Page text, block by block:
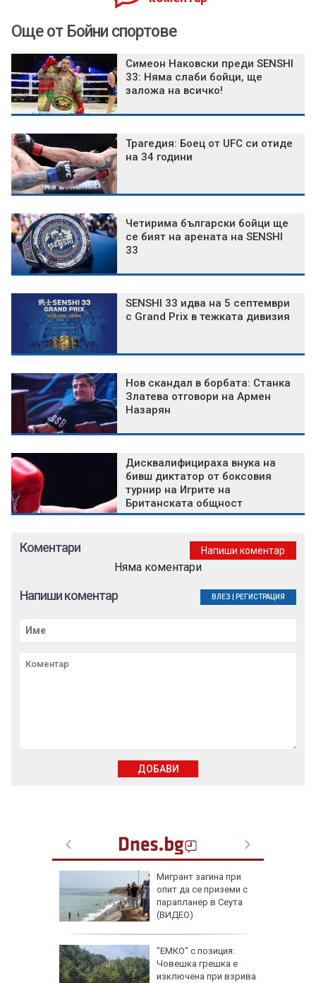
Още от Бойни спортове
Симеон Наковски преди SENSHI
33: Няма слаби бойци, ще
заложа на всичко!
Трагедия: Боец от UFC си отиде
на 34 години
Четирима български бойци ще
се бият на арената на SENSHI
33
SENSHI 33 идва на 5 септември
с Grand Prix в тежката дивизия
Нов скандал в борбата: Станка
Златева отговори на Армен
Назарян
Дисквалифицираха внука на
бивш диктатор от боксовия
турнир на Игрите на
Британската общност
Мигрант загина при
опит да се приземи с
парапланер в Сеута
(ВИДЕО)
"ЕМКО" с позиция:
Човешка грешка е
изключена при взрива
Коментари Напиши коментар
Няма коментари
Напиши коментар ВЛЕЗ РЕГИСТРАЦИЯ
ДОБАВИ